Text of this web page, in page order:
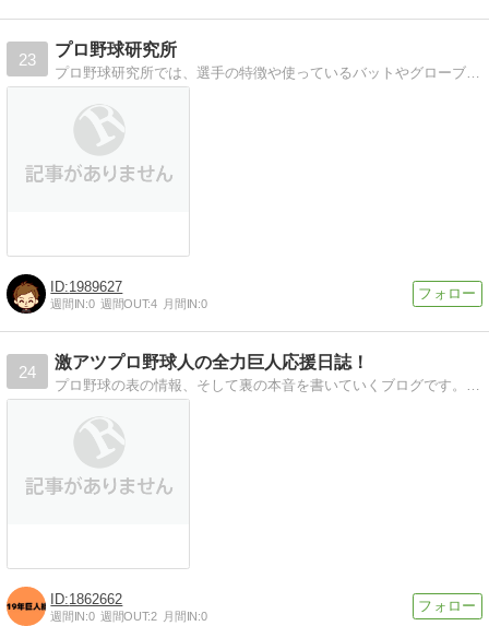
23
プロ野球研究所
プロ野球研究所では、選手の特徴や使っているバットやグローブ、ピッチャーの球種などを紹介しています！
1989627
週間IN:0 週間OUT:4 月間IN:0
24
激アツプロ野球人の全力巨人応援日誌！
1862662
週間IN:0 週間OUT:2 月間IN:0